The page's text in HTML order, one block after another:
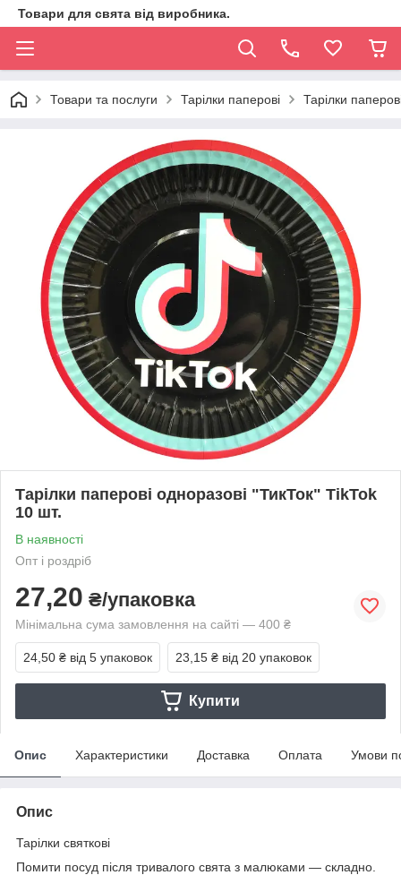
Товари для свята від виробника.
Товари та послуги Тарілки паперові Тарілки
Тарілки паперові одноразові "ТикТок" TikTok
10 шт.
В наявності
Опт і роздріб
27,20 ₴/упаковка
Мінімальна сума замовлення на сайті — 400 ₴
24,50 ₴ від 5 упаковок 23,15 ₴ від 20 упаковок
Купити
Опис Характеристики Доставка Оплата Умови
Опис
Тарілки святкові
Помити посуд після тривалого свята з малюками — складно.